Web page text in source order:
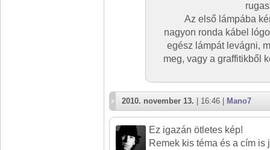
Az első lámpába
nagyon ronda kábel
egész lámpát levágni,
meg, vagy a graffitikből
2010. november 13. | 16:46 | Mano7
Ez igazán ötletes kép!
Remek kis téma és a cím is